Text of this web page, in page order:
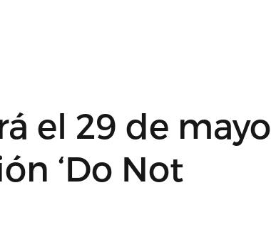
el 29 de mayo
‘Do Not